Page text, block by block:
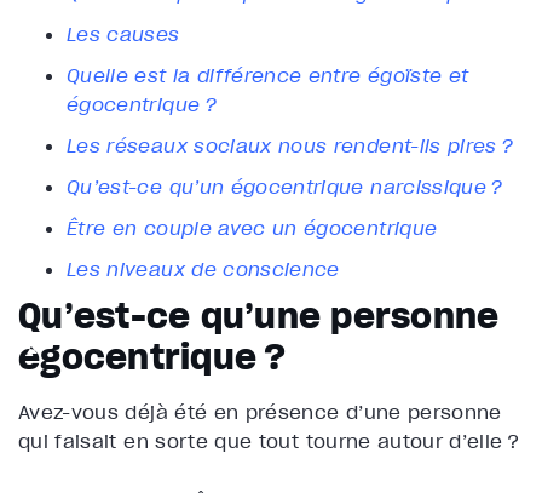
Les causes
Quelle est la différence entre égoïste et
égocentrique ?
Les réseaux sociaux nous rendent-ils pires ?
Qu’est-ce qu’un égocentrique narcissique ?
Être en couple avec un égocentrique
Les niveaux de conscience
Qu’est-ce qu’une personne
égocentrique ?
Avez-vous déjà été en présence d’une personne
qui faisait en sorte que tout tourne autour d’elle ?